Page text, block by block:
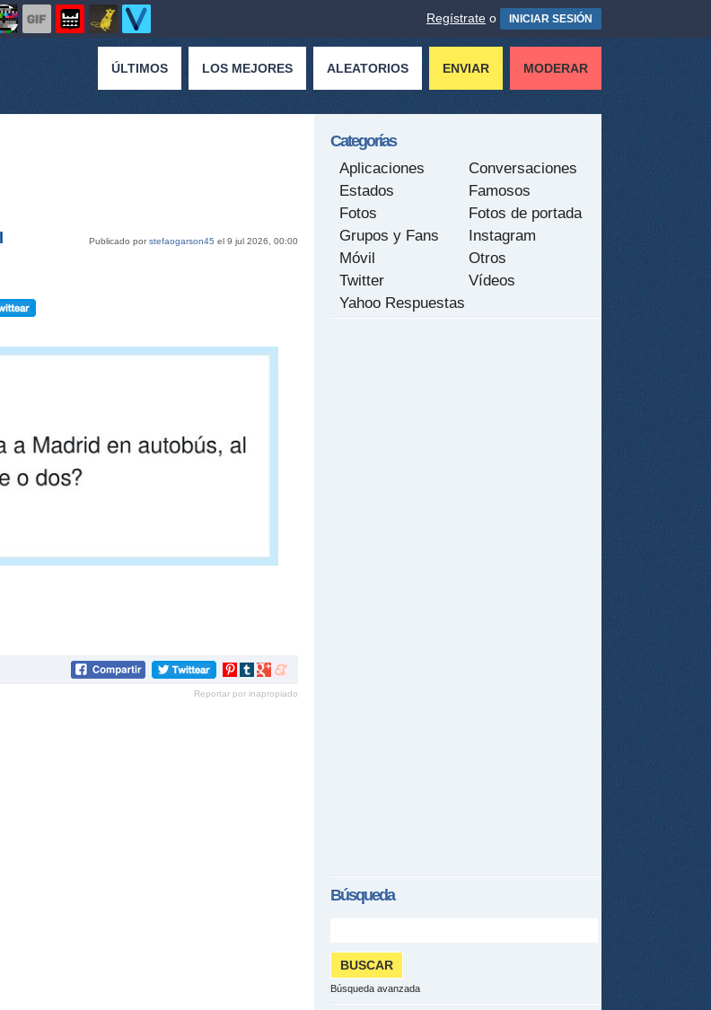
Regístrate o INICIAR SESIÓN
ÚLTIMOS LOS MEJORES ALEATORIOS ENVIAR MODERAR
Publicado porstefaogarson45 el 9 jul 2026, 00:00
Compartir
Pinterest
Compartir
tumblr
Compartir
Google+
Compartir
meneame
Reportar por inapropiado
Categorías
Aplicaciones
Conversaciones
Estados
Famosos
Fotos
Fotos de portada
Grupos y Fans
Instagram
Móvil
Otros
Twitter
Vídeos
Yahoo Respuestas
Búsqueda
Búsqueda avanzada